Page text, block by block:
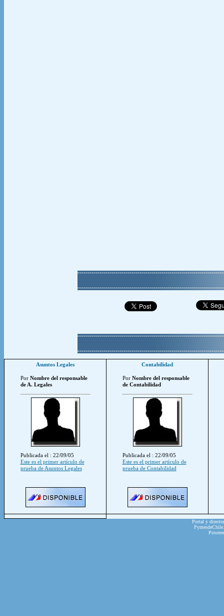
Asuntos Legales
Por Nombre del responsable
de A. Legales
Publicada el : 22/09/05
Este es el primer artículo de
prueba de Asuntos Legales
Contabilidad
Por Nombre del responsable
de Contabilidad
Publicada el : 22/09/05
Este es el primer artículo de
prueba de Contabilidad
Portal y